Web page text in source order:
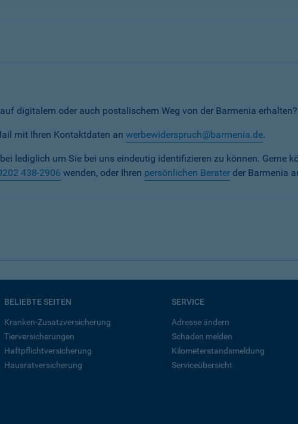
digitalem oder auch postalischem Weg von der Barmenia
mit Ihren Kontaktdaten an werbewiderspruch@barmenia.de.
lediglich um Sie bei uns eindeutig identifizieren zu können. Gerne
438-2906 wenden, oder Ihren persönlichen Berater der Barmenia
BELIEBTE SEITEN
Kranken-Zusatzversicherung
Tierversicherungen
Haftpflichtversicherung
Hausratversicherung
SERVICE
Adresse ändern
Schaden melden
Kilometerstandsmeldung
Serviceübersicht